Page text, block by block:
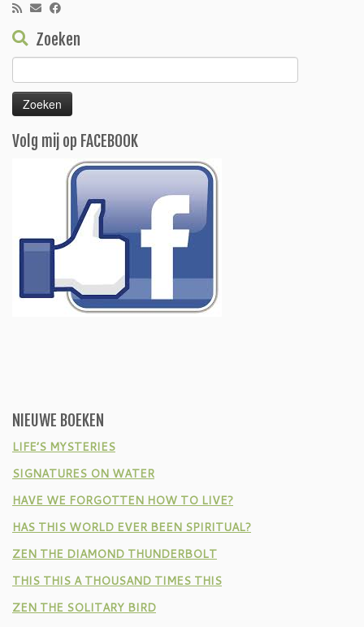
Zoeken
naar:
Volg mij op FACEBOOK
NIEUWE BOEKEN
LIFE’S MYSTERIES
SIGNATURES ON WATER
HAVE WE FORGOTTEN HOW TO LIVE?
HAS THIS WORLD EVER BEEN SPIRITUAL?
ZEN THE DIAMOND THUNDERBOLT
THIS THIS A THOUSAND TIMES THIS
ZEN THE SOLITARY BIRD